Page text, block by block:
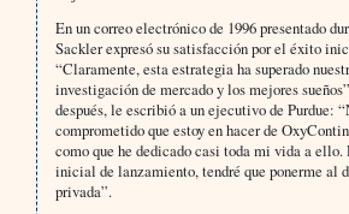
En un correo electrónico de 1996 presentado
Sackler expresó su satisfacción por el éxito
“Claramente, esta estrategia ha superado
investigación de mercado y los mejores
después, le escribió a un ejecutivo de Purdue:
comprometido que estoy en hacer de
como que he dedicado casi toda mi vida a ello.
inicial de lanzamiento, tendré que ponerme al
privada”.